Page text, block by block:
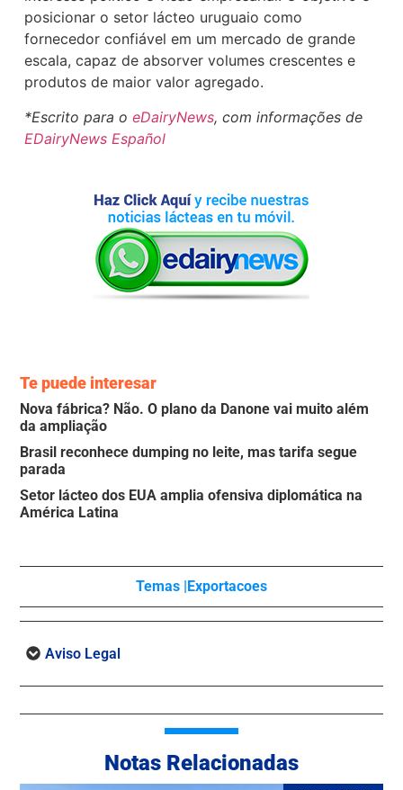
posicionar o setor lácteo uruguaio como
fornecedor confiável em um mercado de grande
escala, capaz de absorver volumes crescentes e
produtos de maior valor agregado.
*Escrito para oeDairyNews, com informações de
EDairyNews Español
Te puede interesar
Nova fábrica? Não. O plano da Danone vai muito além
da ampliação
Brasil reconhece dumping no leite, mas tarifa segue
parada
Setor lácteo dos EUA amplia ofensiva diplomática na
América Latina
Temas | Exportacoes
Aviso Legal
Notas Relacionadas